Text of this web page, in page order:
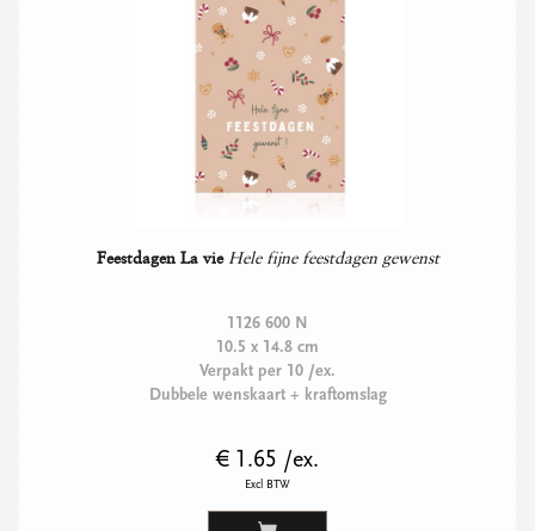
Feestdagen La vie Hele fijne feestdagen gewenst
1126 600 N
10.5 x 14.8 cm
Verpakt per 10 /ex.
Dubbele wenskaart + kraftomslag
€ 1.65 /ex.
Excl BTW